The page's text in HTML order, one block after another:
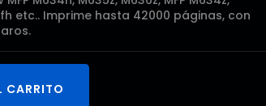
etc.. Imprime hasta 42000 páginas, con
CARRITO